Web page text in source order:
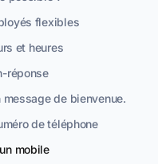
flexibles
et heures
réponse
de bienvenue.
de téléphone
mobile